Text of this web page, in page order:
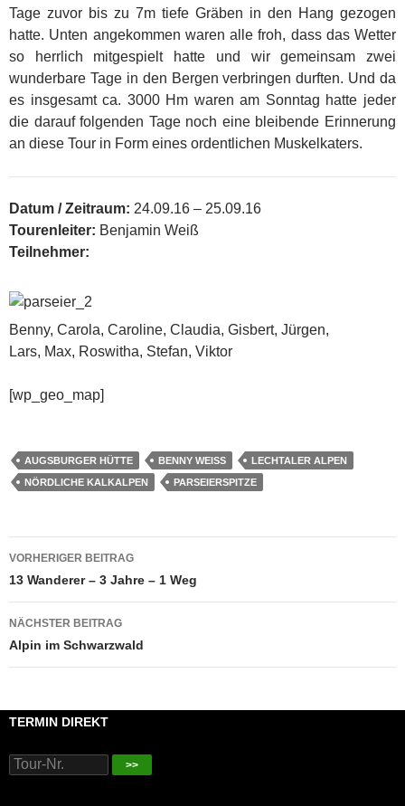
Tage zuvor bis zu 7m tiefe Gräben in den Hang gezogen
hatte. Unten angekommen waren alle froh, dass das Wetter
so herrlich mitgespielt hatte und wir gemeinsam zwei
wunderbare Tage in den Bergen verbringen durften. Und da
es insgesamt ca. 3000 Hm waren am Sonntag hatte jeder
die darauf folgenden Tage noch eine bleibende Erinnerung
an diese Tour in Form eines ordentlichen Muskelkaters.
Datum / Zeitraum: 24.09.16 – 25.09.16
Tourenleiter: Benjamin Weiß
Teilnehmer:
Benny, Carola, Caroline, Claudia, Gisbert, Jürgen,
Lars, Max, Roswitha, Stefan, Viktor
[wp_geo_map]
AUGSBURGER HÜTTE BENNY WEISS
LECHTALER ALPEN
NÖRDLICHE KALKALPEN
PARSEIERSPITZE
Beitragsnavigation
VORHERIGER BEITRAG
13 Wanderer – 3 Jahre – 1 Weg
NÄCHSTER BEITRAG
Alpin im Schwarzwald
TERMIN DIREKT
>>